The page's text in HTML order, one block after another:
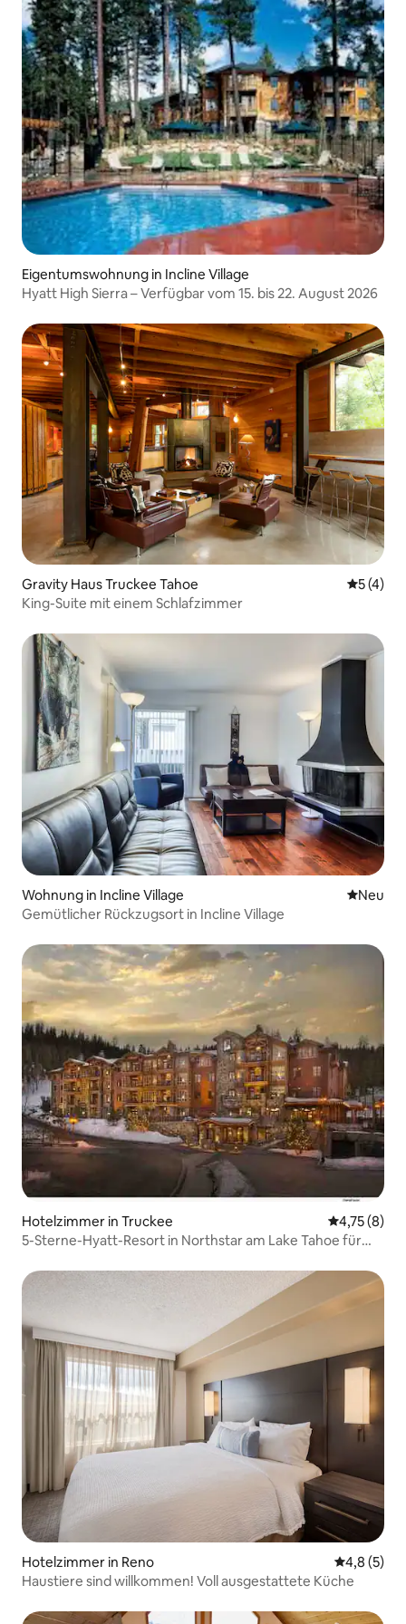
Eigentumswohnung in Incline Village
Hyatt High Sierra – Verfügbar vom 15. bis 22. August 2026
Gravity Haus Truckee Tahoe
5 (4)
King-Suite mit einem Schlafzimmer
Wohnung in Incline Village Neue
Neu
Gemütlicher Rückzugsort in Incline Village
Hotelzimmer in Truckee
4,75 (8)
5-Sterne-Hyatt-Resort in Northstar am Lake Tahoe für
Hotelzimmer in Reno
4,8 (5)
Haustiere sind willkommen! Voll ausgestattete Küche